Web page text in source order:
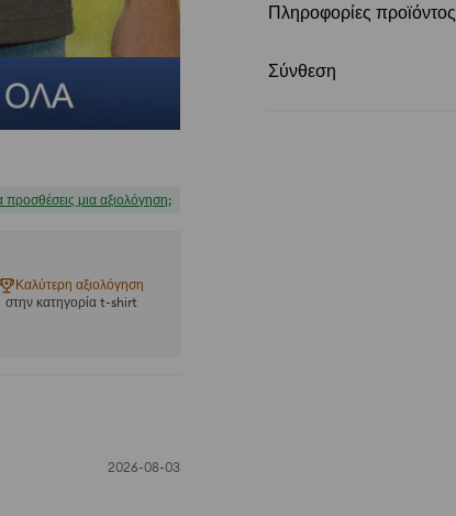
Πληροφορίες προϊόντος
Σύνθεση
μια αξιολόγηση;
Καλύτερη αξιολόγηση
στην κατηγορία t-shirt
2026-08-03